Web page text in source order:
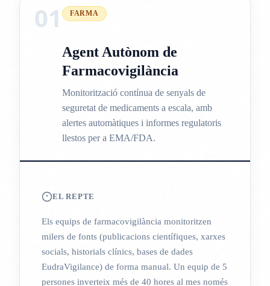
01 FARMA
Agent Autònom de
Farmacovigilància
Monitorització contínua de senyals de
seguretat de medicaments a escala, amb
alertes automàtiques i informes regulatoris
llestos per a EMA/FDA.
EL REPTE
Els equips de farmacovigilància monitoritzen
milers de fonts (publicacions científiques, xarxes
socials, historials clínics, bases de dades
EudraVigilance) de forma manual. Un equip de 5
persones inverteix més de 40 hores al mes només